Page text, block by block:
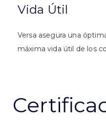
Vida Útil
Versa asegura una
máxima vida útil de los